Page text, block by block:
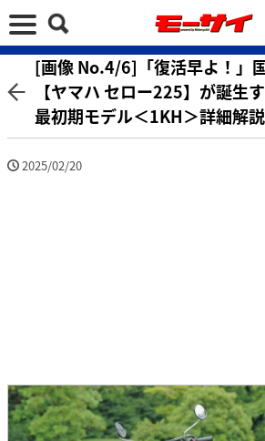
[画像 No.4/6]「復活早よ！」
【ヤマハ セロー225】が誕生
最初期モデル＜1KH＞詳細解説
2025/02/20